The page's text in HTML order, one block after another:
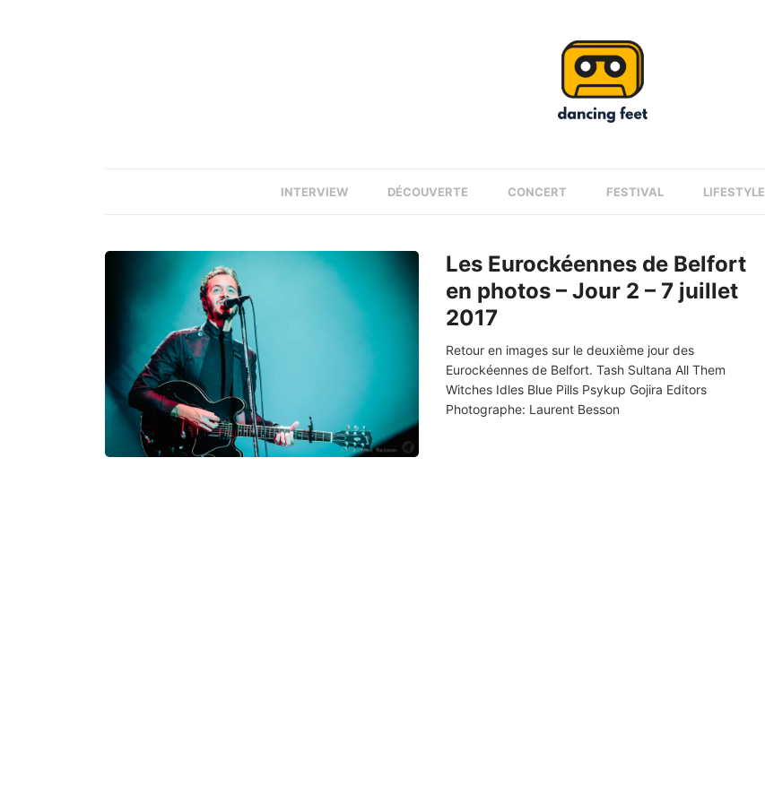
INTERVIEW DÉCOUVERTE CONCERT FESTIVAL LIFESTYLE
Les Eurockéennes de Belfort
en photos – Jour 2 – 7 juillet
2017
Retour en images sur le deuxième jour des
Eurockéennes de Belfort. Tash Sultana All Them
Witches Idles Blue Pills Psykup Gojira Editors
Photographe: Laurent Besson